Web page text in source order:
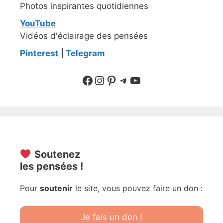
Photos inspirantes quotidiennes
YouTube
Vidéos d'éclairage des pensées
Pinterest
Telegram
Suivre sur Facebook
Suivre sur Instagram
Pinterest
Sur Telegram
YouTube
Soutenez
les pensées !
Pour soutenir le site, vous pouvez faire un don :
Je fais un don !